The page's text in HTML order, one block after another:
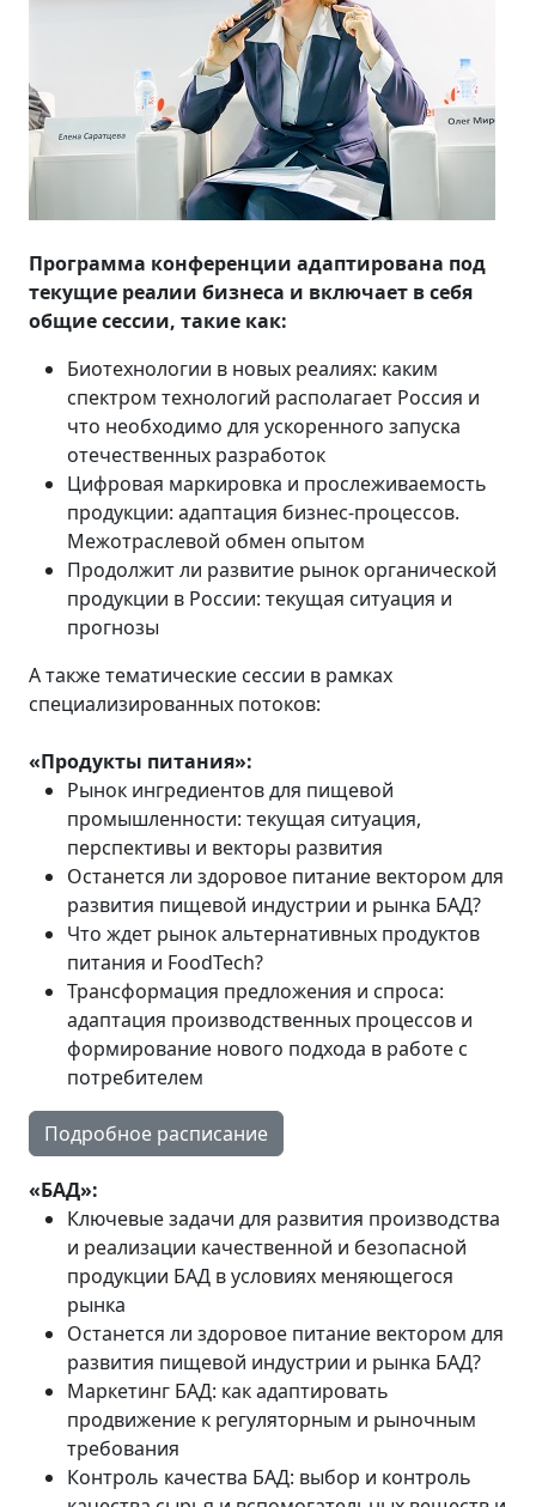
Программа конференции адаптирована под
текущие реалии бизнеса и включает в себя
общие сессии, такие как:
Биотехнологии в новых реалиях: каким
спектром технологий располагает Россия и
что необходимо для ускоренного запуска
отечественных разработок
Цифровая маркировка и прослеживаемость
продукции: адаптация бизнес-процессов.
Межотраслевой обмен опытом
Продолжит ли развитие рынок органической
продукции в России: текущая ситуация и
прогнозы
А также тематические сессии в рамках
специализированных потоков:
«Продукты питания»:
Рынок ингредиентов для пищевой
промышленности: текущая ситуация,
перспективы и векторы развития
Останется ли здоровое питание вектором для
развития пищевой индустрии и рынка БАД?
Что ждет рынок альтернативных продуктов
питания и FoodTech?
Трансформация предложения и спроса:
адаптация производственных процессов и
формирование нового подхода в работе с
потребителем
Подробное расписание
«БАД»:
Ключевые задачи для развития производства
и реализации качественной и безопасной
продукции БАД в условиях меняющегося
рынка
Останется ли здоровое питание вектором для
развития пищевой индустрии и рынка БАД?
Маркетинг БАД: как адаптировать
продвижение к регуляторным и рыночным
требования
Контроль качества БАД: выбор и контроль